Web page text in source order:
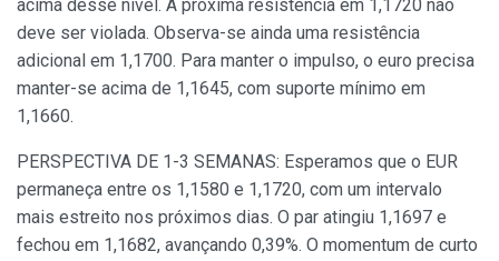
acima desse nível. A próxima resistência em 1,1720 não
deve ser violada. Observa-se ainda uma resistência
adicional em 1,1700. Para manter o impulso, o euro precisa
manter-se acima de 1,1645, com suporte mínimo em
1,1660.
PERSPECTIVA DE 1-3 SEMANAS: Esperamos que o EUR
permaneça entre os 1,1580 e 1,1720, com um intervalo
mais estreito nos próximos dias. O par atingiu 1,1697 e
fechou em 1,1682, avançando 0,39%. O momentum de curto